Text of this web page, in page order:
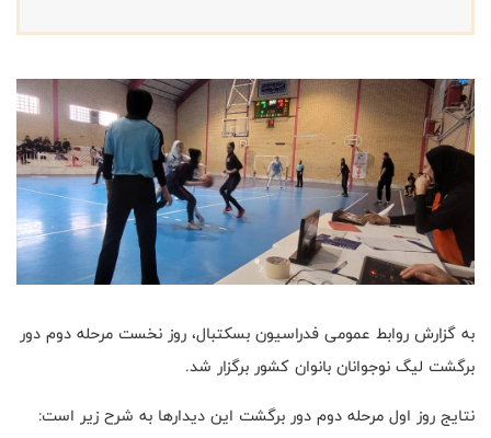
به گزارش روابط عمومی فدراسیون بسکتبال، روز نخست مرحله دوم دور
برگشت لیگ نوجوانان بانوان کشور برگزار شد.
نتایج روز اول مرحله دوم دور برگشت این دیدارها به شرح زیر است: